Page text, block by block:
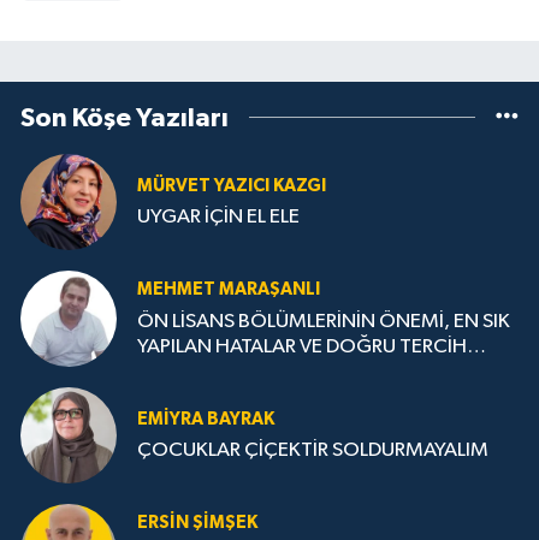
Son Köşe Yazıları
MÜRVET YAZICI KAZGI
UYGAR İÇİN EL ELE
MEHMET MARAŞANLI
ÖN LİSANS BÖLÜMLERİNİN ÖNEMİ, EN SIK
YAPILAN HATALAR VE DOĞRU TERCİH
EMIYRA BAYRAK
ÇOCUKLAR ÇİÇEKTİR SOLDURMAYALIM
ERSIN ŞIMŞEK